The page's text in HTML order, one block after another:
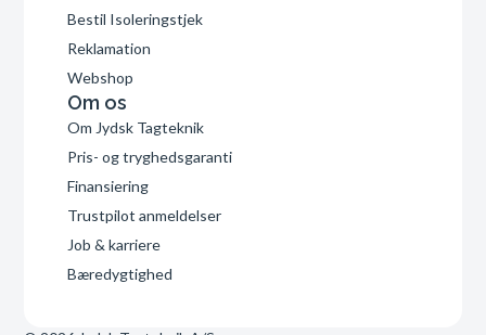
Bestil Isoleringstjek
Reklamation
Webshop
Om os
Om Jydsk Tagteknik
Pris- og tryghedsgaranti
Finansiering
Trustpilot anmeldelser
Job & karriere
Bæredygtighed